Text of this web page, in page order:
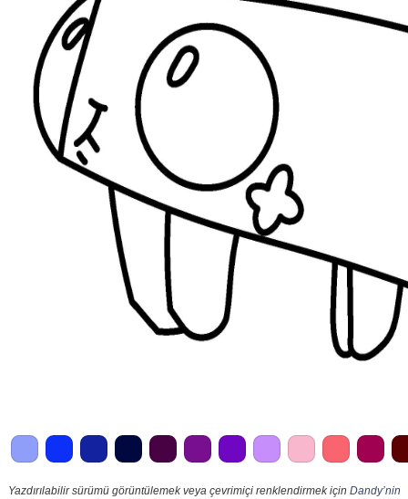
Yazdırılabilir sürümü görüntülemek veya çevrimiçi renklendirmek için Dandy’nin